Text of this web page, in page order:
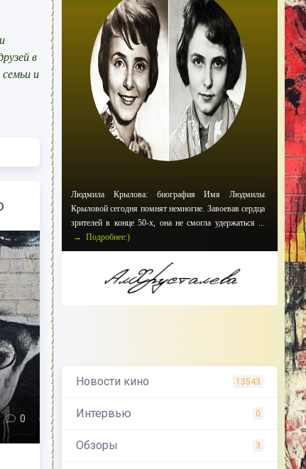
в
и
0
Людмила Крылова: биография Имя Людмилы
Крыловой сегодня помнят немногие. Завоевав сердца
зрителей в конце 50-х, она не смогла удержаться ...
→ Подробнее:)
Новости кино 13543
Интервью 0
Обзоры 3